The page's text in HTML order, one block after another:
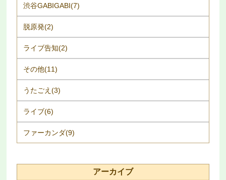
渋谷GABIGABI(7)
脱原発(2)
ライブ告知(2)
その他(11)
うたごえ(3)
ライブ(6)
ファーカンダ(9)
アーカイブ